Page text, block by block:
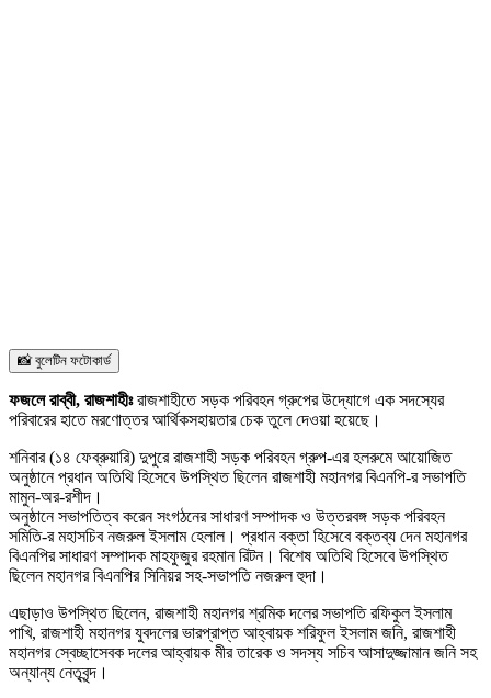
📸 বুলেটিন ফটোকার্ড
ফজলে রাব্বী, রাজশাহীঃরাজশাহীতে সড়ক পরিবহন গ্রুপের উদ্যোগে এক সদস্যের
পরিবারের হাতে মরণোত্তর আর্থিকসহায়তার চেক তুলে দেওয়া হয়েছে।
শনিবার (১৪ ফেব্রুয়ারি) দুপুরে রাজশাহী সড়ক পরিবহন গ্রুপ-এর হলরুমে আয়োজিত
অনুষ্ঠানে প্রধান অতিথি হিসেবে উপস্থিত ছিলেন রাজশাহী মহানগর বিএনপি-র সভাপতি
মামুন-অর-রশীদ।
অনুষ্ঠানে সভাপতিত্ব করেন সংগঠনের সাধারণ সম্পাদক ও উত্তরবঙ্গ সড়ক পরিবহন
সমিতি-র মহাসচিব নজরুল ইসলাম হেলাল। প্রধান বক্তা হিসেবে বক্তব্য দেন মহানগর
বিএনপির সাধারণ সম্পাদক মাহফুজুর রহমান রিটন। বিশেষ অতিথি হিসেবে উপস্থিত
ছিলেন মহানগর বিএনপির সিনিয়র সহ-সভাপতি নজরুল হুদা।
এছাড়াও উপস্থিত ছিলেন, রাজশাহী মহানগর শ্রমিক দলের সভাপতি রফিকুল ইসলাম
পাখি, রাজশাহী মহানগর যুবদলের ভারপ্রাপ্ত আহ্বায়ক শরিফুল ইসলাম জনি, রাজশাহী
মহানগর স্বেচ্ছাসেবক দলের আহ্বায়ক মীর তারেক ও সদস্য সচিব আসাদুজ্জামান জনি সহ
অন্যান্য নেতৃবৃন্দ।